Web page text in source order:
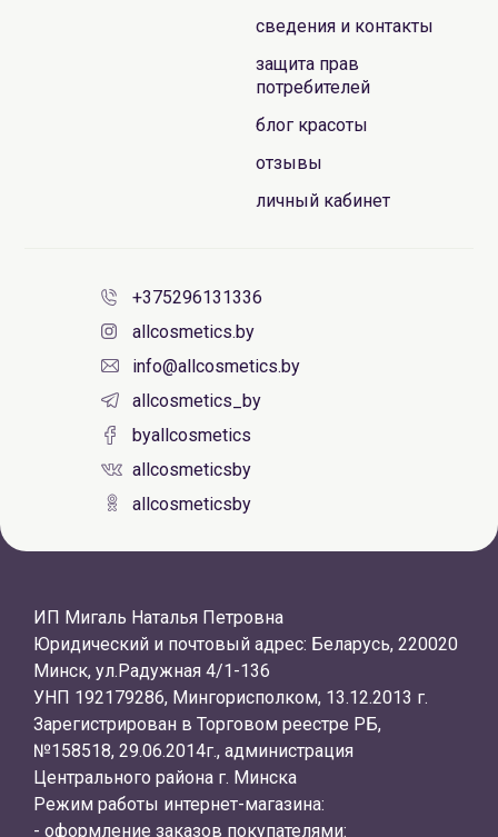
сведения и контакты
защита прав
потребителей
блог красоты
отзывы
личный кабинет
+375296131336
allcosmetics.by
info@allcosmetics.by
allcosmetics_by
byallcosmetics
allcosmeticsby
allcosmeticsby
ИП Мигаль Наталья Петровна
Юридический и почтовый адрес: Беларусь, 220020
Минск, ул.Радужная 4/1-136
УНП 192179286, Мингорисполком, 13.12.2013 г.
Зарегистрирован в Торговом реестре РБ,
№158518, 29.06.2014г., администрация
Центрального района г. Минска
Режим работы интернет-магазина:
- оформление заказов покупателями: